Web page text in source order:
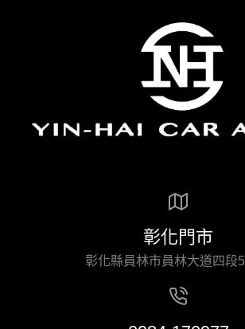
彰化門市
彰化縣員林市員林大道四段